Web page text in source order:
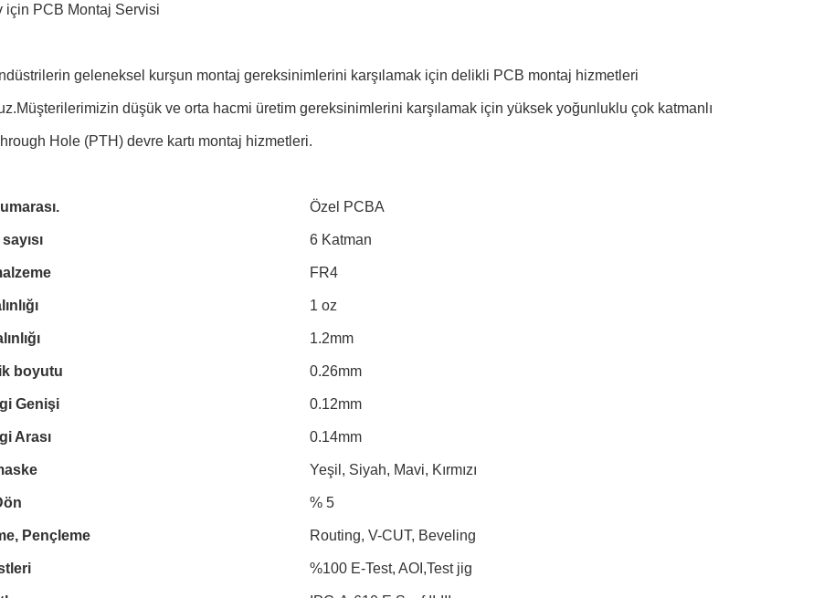
için PCB Montaj Servisi
geleneksel kurşun montaj gereksinimlerini karşılamak için delikli PCB montaj hizmetleri
düşük ve orta hacmi üretim gereksinimlerini karşılamak için yüksek yoğunluklu çok katmanlı
Hole (PTH) devre kartı montaj hizmetleri.
Özel PCBA
6 Katman
FR4
1 oz
1.2mm
boyutu 0.26mm
Genişi 0.12mm
Arası 0.14mm
Yeşil, Siyah, Mavi, Kırmızı
% 5
Pençleme Routing, V-CUT, Beveling
%100 E-Test, AOI,Test jig